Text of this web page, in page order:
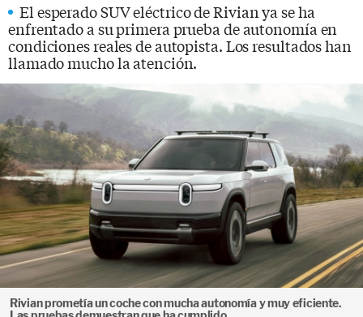
El esperado SUV eléctrico de Rivian ya se ha
enfrentado a su primera prueba de autonomía en
condiciones reales de autopista. Los resultados han
llamado mucho la atención.
Rivian prometía un coche con mucha autonomía y muy eficiente.